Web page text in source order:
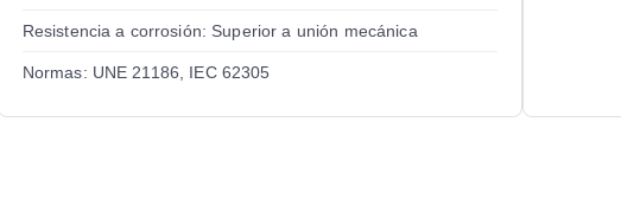
Resistencia a corrosión: Superior a unión mecánica
Normas: UNE 21186, IEC 62305